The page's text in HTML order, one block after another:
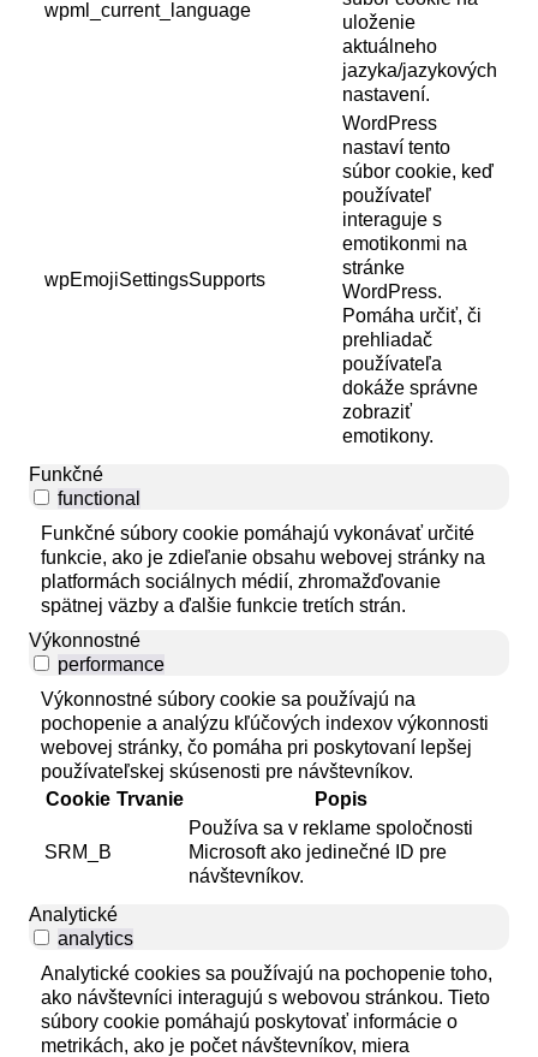
wpml_current_language
uloženie
aktuálneho
jazyka/jazykových
nastavení.
wpEmojiSettingsSupports
WordPress
nastaví tento
súbor cookie, keď
používateľ
interaguje s
emotikonmi na
stránke
WordPress.
Pomáha určiť, či
prehliadač
používateľa
dokáže správne
zobraziť
emotikony.
Funkčné
functional
Funkčné súbory cookie pomáhajú vykonávať určité
funkcie, ako je zdieľanie obsahu webovej stránky na
platformách sociálnych médií, zhromažďovanie
spätnej väzby a ďalšie funkcie tretích strán.
Výkonnostné
performance
Výkonnostné súbory cookie sa používajú na
pochopenie a analýzu kľúčových indexov výkonnosti
webovej stránky, čo pomáha pri poskytovaní lepšej
používateľskej skúsenosti pre návštevníkov.
Cookie Trvanie Popis
SRM_B
Používa sa v reklame spoločnosti
Microsoft ako jedinečné ID pre
návštevníkov.
Analytické
analytics
Analytické cookies sa používajú na pochopenie toho,
ako návštevníci interagujú s webovou stránkou. Tieto
súbory cookie pomáhajú poskytovať informácie o
metrikách, ako je počet návštevníkov, miera